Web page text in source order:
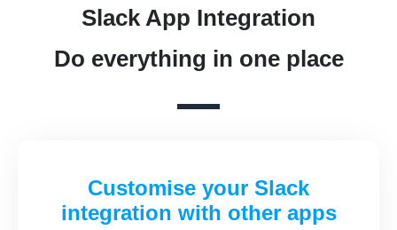
Slack App Integration
Do everything in one place
Customise your Slack
integration with other apps